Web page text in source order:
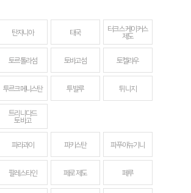
탄자니아 태국
터크스 케이커스
제도
토르톨라섬 토바고섬 토켈라우
투르크메니스탄 투발루 튀니지
트리니다드
토바고
파라과이 파키스탄 파푸아뉴기니
팔레스타인 페로 제도 페루